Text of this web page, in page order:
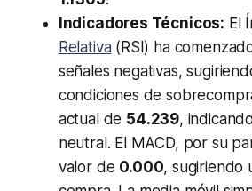
Indicadores Técnicos: El
Relativa(RSI) ha
señales negativas,
condiciones de
actual de 54.239,
neutral. El MACD, por su
valor de 0.000, sugiriendo